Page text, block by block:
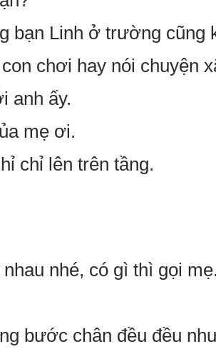
bạn Linh ở trường cũng
chơi hay nói chuyện
anh ấy.
mẹ ơi.
chỉ lên trên tầng.
nhé, có gì thì gọi mẹ.
bước chân đều đều